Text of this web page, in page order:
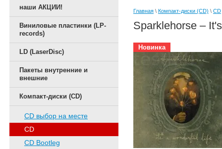
наши АКЦИИ!
Виниловые пластинки (LP-
records)
LD (LaserDisc)
Пакеты внутренние и
внешние
Компакт-диски (CD)
CD выбор на месте
CD
CD Bootleg
Главная \ Компакт-диски (CD) \ CD
Sparklehorse –
Новинка